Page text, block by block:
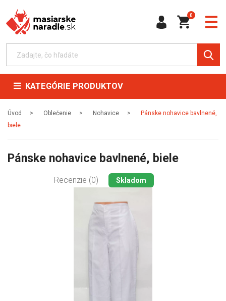
0
KATEGÓRIE PRODUKTOV
Úvod Oblečenie Nohavice
Pánske nohavice bavlnené,
biele
Pánske nohavice bavlnené, biele
Recenzie (0) Skladom